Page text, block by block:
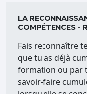
LA
COMPÉTENCES -
Fais reconnaître
que tu as déjà
formation ou par
savoir-faire